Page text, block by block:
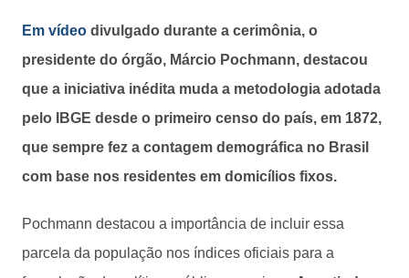
Em vídeo divulgado durante a cerimônia, o
presidente do órgão, Márcio Pochmann, destacou
que a iniciativa inédita muda a metodologia adotada
pelo IBGE desde o primeiro censo do país, em 1872,
que sempre fez a contagem demográfica no Brasil
com base nos residentes em domicílios fixos.
Pochmann destacou a importância de incluir essa
parcela da população nos índices oficiais para a